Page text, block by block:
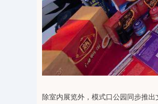
除室内展览外，模式口公园同步推